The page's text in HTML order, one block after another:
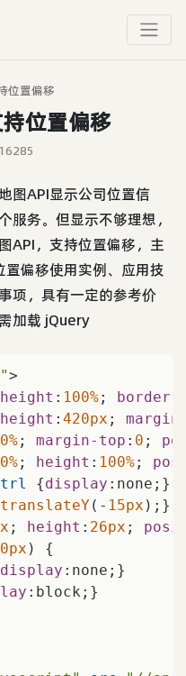
位置偏移
位置偏移
16285
图API显示公司位置信
服务。但显示不够理想，
API，支持位置偏移，主
偏移使用实例、应用技
项，具有一定的参考价
加载 jQuery
>
height : 100%; border
height : 420px ;
; margin-top : 0 ;
; height : 100%;
{display
translateY(- 15px
; height : 26px ;
) {
display :none;}
:block;}